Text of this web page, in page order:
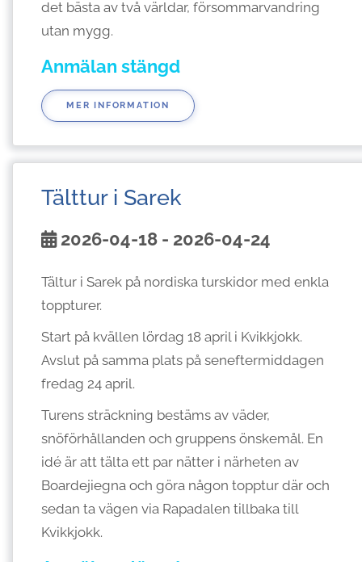
det bästa av två världar, försommarvandring
utan mygg.
Anmälan stängd
MER INFORMATION
Tälttur i Sarek
2026-04-18 - 2026-04-24
Tältur i Sarek på nordiska turskidor med enkla
toppturer.
Start på kvällen lördag 18 april i Kvikkjokk.
Avslut på samma plats på seneftermiddagen
fredag 24 april.
Turens sträckning bestäms av väder,
snöförhållanden och gruppens önskemål. En
idé är att tälta ett par nätter i närheten av
Boardejiegna och göra någon topptur där och
sedan ta vägen via Rapadalen tillbaka till
Kvikkjokk.